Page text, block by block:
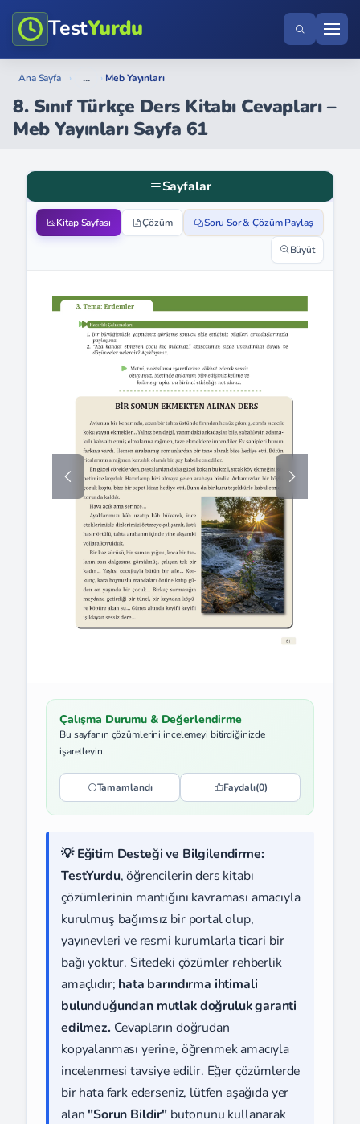
TestYurdu
Ana Sayfa › ... › Meb Yayınları
8. Sınıf Türkçe Ders Kitabı Cevapları –
Meb Yayınları Sayfa 61
Sayfalar
Kitap Sayfası Çözüm Soru Sor & Çözüm Paylaş
Büyüt
Çalışma Durumu & Değerlendirme
Bu sayfanın çözümlerini incelemeyi bitirdiğinizde
işaretleyin.
Tamamlandı Faydalı(0)
💡 Eğitim Desteği ve Bilgilendirme:
TestYurdu, öğrencilerin ders kitabı
çözümlerinin mantığını kavraması amacıyla
kurulmuş bağımsız bir portal olup,
yayınevleri ve resmi kurumlarla ticari bir
bağı yoktur. Sitedeki çözümler rehberlik
amaçlıdır; hata barındırma ihtimali
bulunduğundan mutlak doğruluk garanti
edilmez. Cevapların doğrudan
kopyalanması yerine, öğrenmek amacıyla
incelenmesi tavsiye edilir. Eğer çözümlerde
bir hata fark ederseniz, lütfen aşağıda yer
alan "Sorun Bildir" butonunu kullanarak